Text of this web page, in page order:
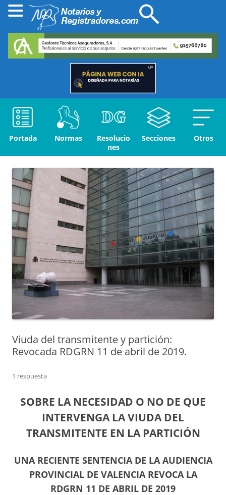
Portada Normas
Resolucio
nes
Secciones Otros
Viuda del transmitente y partición:
Revocada RDGRN 11 de abril de 2019.
1 respuesta
SOBRE LA NECESIDAD O NO DE QUE
INTERVENGA LA VIUDA DEL
TRANSMITENTE EN LA PARTICIÓN
UNA RECIENTE SENTENCIA DE LA AUDIENCIA
PROVINCIAL DE VALENCIA REVOCA LA
RDGRN 11 DE ABRIL DE 2019